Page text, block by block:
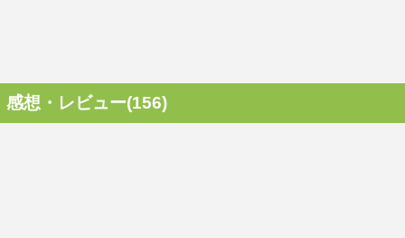
感想・レビュー(156)